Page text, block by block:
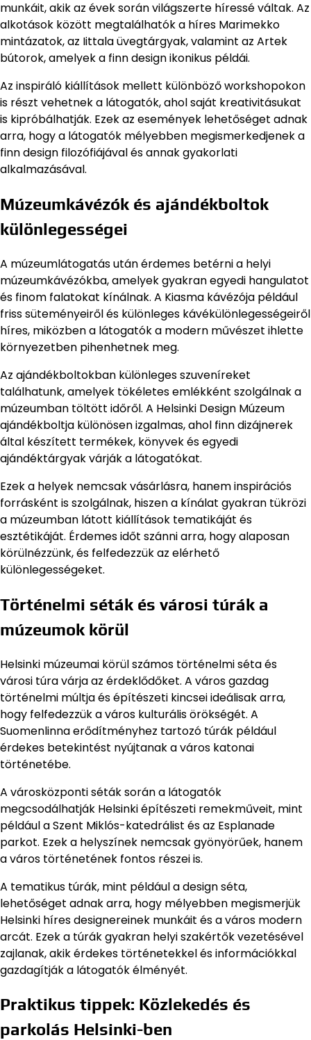
munkáit, akik az évek során világszerte híressé váltak. Az
alkotások között megtalálhatók a híres Marimekko
mintázatok, az Iittala üvegtárgyak, valamint az Artek
bútorok, amelyek a finn design ikonikus példái.
Az inspiráló kiállítások mellett különböző workshopokon
is részt vehetnek a látogatók, ahol saját kreativitásukat
is kipróbálhatják. Ezek az események lehetőséget adnak
arra, hogy a látogatók mélyebben megismerkedjenek a
finn design filozófiájával és annak gyakorlati
alkalmazásával.
Múzeumkávézók és ajándékboltok
különlegességei
A múzeumlátogatás után érdemes betérni a helyi
múzeumkávézókba, amelyek gyakran egyedi hangulatot
és finom falatokat kínálnak. A Kiasma kávézója például
friss süteményeiről és különleges kávékülönlegességeiről
híres, miközben a látogatók a modern művészet ihlette
környezetben pihenhetnek meg.
Az ajándékboltokban különleges szuveníreket
találhatunk, amelyek tökéletes emlékként szolgálnak a
múzeumban töltött időről. A Helsinki Design Múzeum
ajándékboltja különösen izgalmas, ahol finn dizájnerek
által készített termékek, könyvek és egyedi
ajándéktárgyak várják a látogatókat.
Ezek a helyek nemcsak vásárlásra, hanem inspirációs
forrásként is szolgálnak, hiszen a kínálat gyakran tükrözi
a múzeumban látott kiállítások tematikáját és
esztétikáját. Érdemes időt szánni arra, hogy alaposan
körülnézzünk, és felfedezzük az elérhető
különlegességeket.
Történelmi séták és városi túrák a
múzeumok körül
Helsinki múzeumai körül számos történelmi séta és
városi túra várja az érdeklődőket. A város gazdag
történelmi múltja és építészeti kincsei ideálisak arra,
hogy felfedezzük a város kulturális örökségét. A
Suomenlinna erődítményhez tartozó túrák például
érdekes betekintést nyújtanak a város katonai
történetébe.
A városközponti séták során a látogatók
megcsodálhatják Helsinki építészeti remekműveit, mint
például a Szent Miklós-katedrálist és az Esplanade
parkot. Ezek a helyszínek nemcsak gyönyörűek, hanem
a város történetének fontos részei is.
A tematikus túrák, mint például a design séta,
lehetőséget adnak arra, hogy mélyebben megismerjük
Helsinki híres designereinek munkáit és a város modern
arcát. Ezek a túrák gyakran helyi szakértők vezetésével
zajlanak, akik érdekes történetekkel és információkkal
gazdagítják a látogatók élményét.
Praktikus tippek: Közlekedés és
parkolás Helsinki-ben